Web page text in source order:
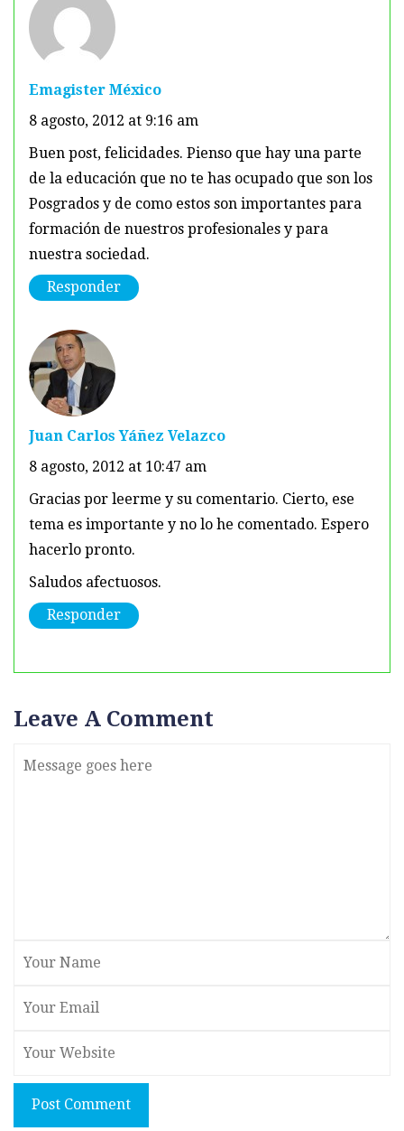
Emagister México
8 agosto, 2012 at 9:16 am
Buen post, felicidades. Pienso que hay una parte
de la educación que no te has ocupado que son los
Posgrados y de como estos son importantes para
formación de nuestros profesionales y para
nuestra sociedad.
Responder
Juan Carlos Yáñez Velazco
8 agosto, 2012 at 10:47 am
Gracias por leerme y su comentario. Cierto, ese
tema es importante y no lo he comentado. Espero
hacerlo pronto.
Saludos afectuosos.
Responder
Leave A Comment
Post Comment